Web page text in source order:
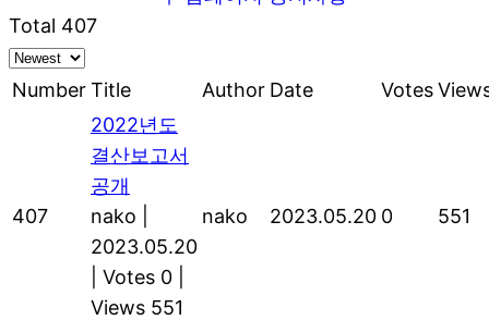
Total 407
NumberTitle Author Date Votes
407
2022년도
결산보고서
공개
nako
2023.05.20
Votes 0
Views 551
nako 2023.05.20 0 551